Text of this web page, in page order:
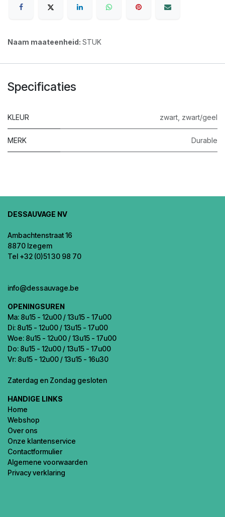
Naam maateenheid: STUK
Specificaties
KLEUR zwart zwart/geel
MERK Durable
DESSAUVAGE NV
Ambachtenstraat 16
8870 Izegem
Tel +32 (0)51 30 98 70
info@dessauvage.be
OPENINGSUREN
Ma: 8u15 - 12u00 / 13u15 - 17u00
Di: 8u15 - 12u00 / 13u15 - 17u00
Woe: 8u15 - 12u00 / 13u15 - 17u00
Do: 8u15 - 12u00 / 13u15 - 17u00
Vr: 8u15 - 12u00 / 13u15 - 16u30
Zaterdag en Zondag gesloten
HANDIGE LINKS
Home
Webshop
Over ons
Onze klantenservice
Contactformulier
Algemene voorwaarden
Privacy verklaring